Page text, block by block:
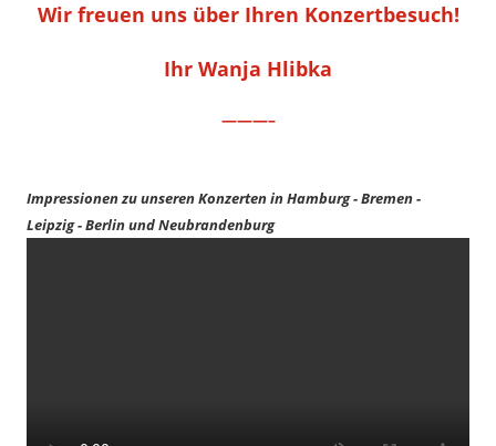
Wir freuen uns über Ihren Konzertbesuch!
Ihr Wanja Hlibka
———–
Impressionen zu unseren Konzerten in Hamburg - Bremen -
Leipzig - Berlin und Neubrandenburg